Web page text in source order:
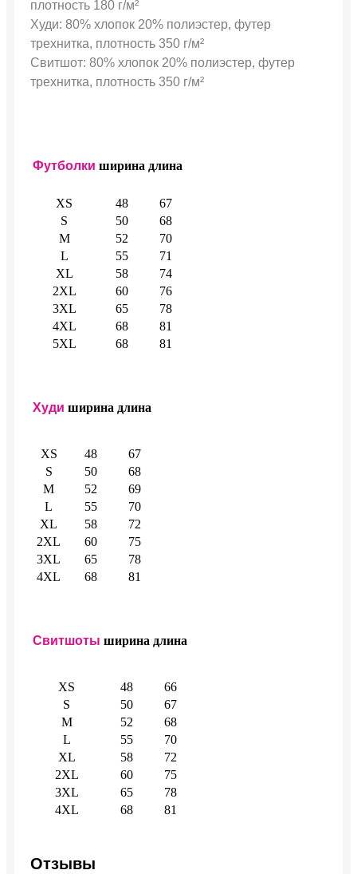
плотность 180 г/м²
Худи: 80% хлопок 20% полиэстер, футер
трехнитка, плотность 350 г/м²
Свитшот: 80% хлопок 20% полиэстер, футер
трехнитка, плотность 350 г/м²
Футболки ширина длина
XS 48
67
S
50
68
M
52
70
L
55
71
XL
58
74
2XL
60
76
3XL
65
78
4XL
68
81
5XL
68 81
Худи ширина длина
XS 48
67
S
50
68
M
52
69
L
55
70
XL
58
72
2XL
60
75
3XL
65
78
4XL
68 81
Свитшоты ширина длина
XS 48
66
S
50
67
M
52
68
L
55
70
XL
58
72
2XL
60
75
3XL
65
78
4XL
68 81
Отзывы